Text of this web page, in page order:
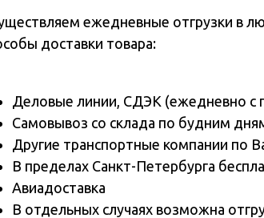
ежедневные отгрузки в
доставки товара:
Деловые линии, СДЭК (ежедневно с
Самовывоз со склада по будним
Другие транспортные компании по
В пределах Санкт-Петербурга
Авиадоставка
В отдельных случаях возможна